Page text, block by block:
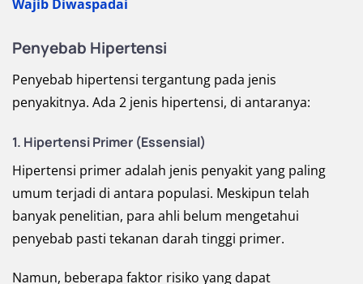
Wajib Diwaspadai
Penyebab Hipertensi
Penyebab hipertensi tergantung pada jenis
penyakitnya. Ada 2 jenis hipertensi, di antaranya:
1. Hipertensi Primer (Essensial)
Hipertensi primer adalah jenis penyakit yang paling
umum terjadi di antara populasi. Meskipun telah
banyak penelitian, para ahli belum mengetahui
penyebab pasti tekanan darah tinggi primer.
Namun, beberapa faktor risiko yang dapat